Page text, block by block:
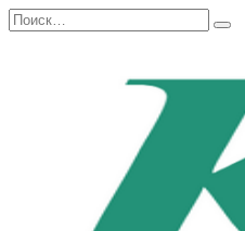
Перейти
к
Search
for: